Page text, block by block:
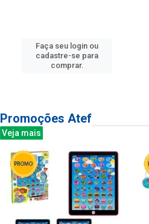
Faça seu login ou
cadastre-se para
comprar.
Promoções Atef
Veja mais